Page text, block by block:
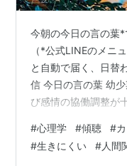
今朝の今日の言の葉*
（*公式LINEのメニ
と自動で届く、日替
信 今日の言の葉 幼
び感情の協働調整が
落を埋めて来た方が
とは、交感神経のサ
#心理学 #傾聴 #
#生きにくい #人間